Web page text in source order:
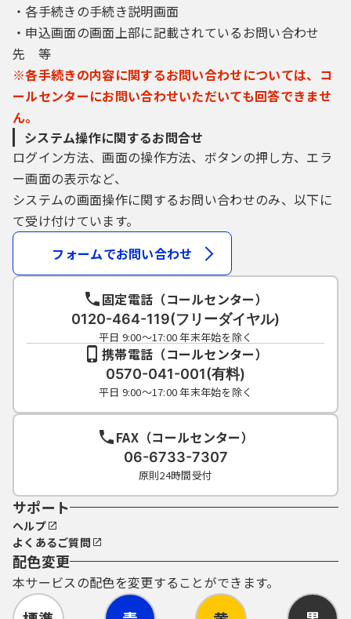
・各手続きの手続き説明画面
・申込画面の画面上部に記載されているお問い合わせ
先 等
※各手続きの内容に関するお問い合わせについては、コ
ールセンターにお問い合わせいただいても回答できませ
ん。
システム操作に関するお問合せ
ログイン方法、画面の操作方法、ボタンの押し方、エラ
ー画面の表示など、
システムの画面操作に関するお問い合わせのみ、以下に
て受け付けています。
フォームでお問い合わせ
固定電話（コールセンター）
0120-464-119(フリーダイヤル)
平日 9:00～17:00 年末年始を除く
携帯電話（コールセンター）
0570-041-001(有料)
平日 9:00～17:00 年末年始を除く
FAX（コールセンター）
06-6733-7307
原則24時間受付
サポート
ヘルプ
よくあるご質問
配色変更
本サービスの配色を変更することができます。